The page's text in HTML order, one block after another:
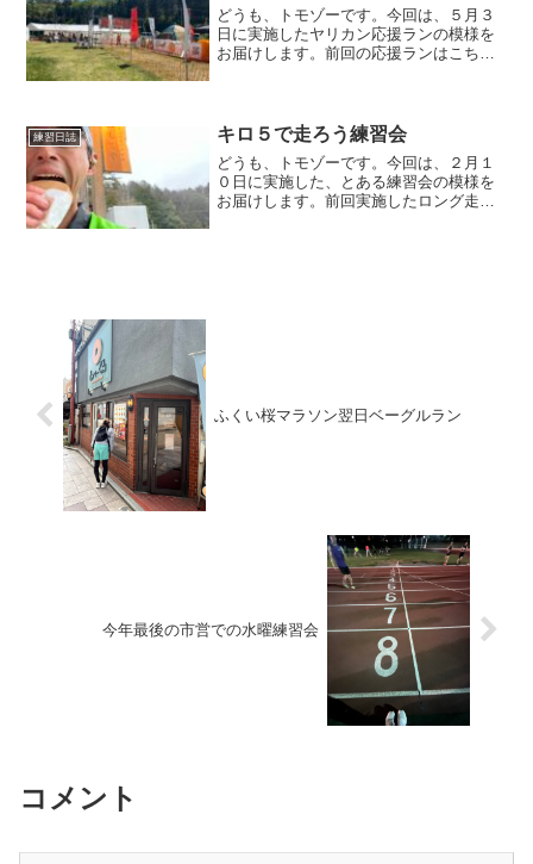
どうも、トモゾーです。今回は、５月３
日に実施したヤリカン応援ランの模様を
お届けします。前回の応援ランはこちら
間耐久＆１００mile」...
練習日誌 キロ５で走ろう練習会
どうも、トモゾーです。今回は、２月１
０日に実施した、とある練習会の模様を
お届けします。前回実施したロング走は
ふくい桜マラソン翌日ベーグルラン
今年最後の市営での水曜練習会
コメント